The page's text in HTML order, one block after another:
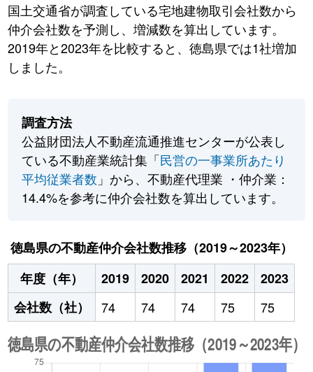
国土交通省が調査している宅地建物取引会社数から
仲介会社数を予測し、増減数を算出しています。
2019年と2023年を比較すると、徳島県では1社増加
しました。
調査方法
公益財団法人不動産流通推進センターが公表し
ている不動産業統計集「民営の一事業所あたり
平均従業者数 」から、不動産代理業 ・仲介業：
14.4%を参考に仲介会社数を算出しています。
徳島県の不動産仲介会社数推移（2019～2023年）
年度（年）
2019 2020 2021 2022
2023
会社数（社）
74 74 74 75 75